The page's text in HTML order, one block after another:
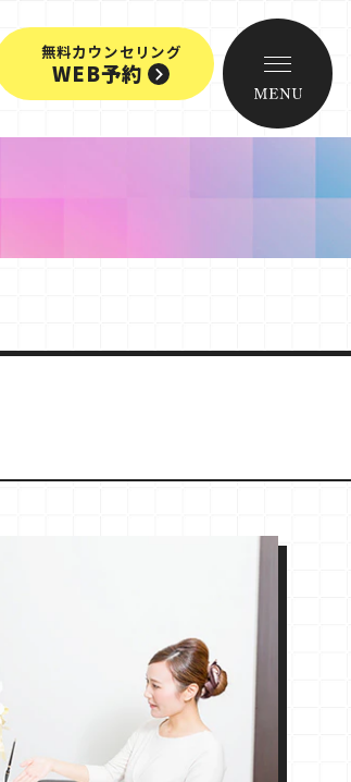
無料カウンセリング
WEB予約